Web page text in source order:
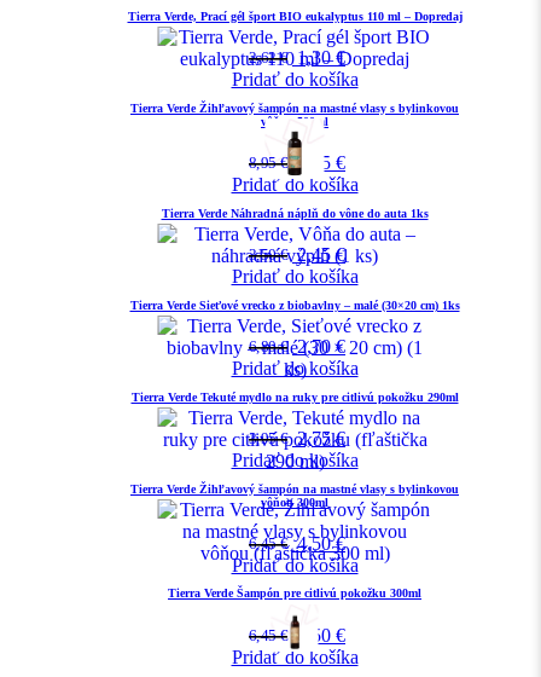
Tierra Verde, Prací gél šport BIO eukalyptus 110 ml – Dopredaj
2,62€ 1,30€
Pridať do košíka
Tierra Verde Žihľavový šampón na mastné vlasy s bylinkovou
vôňou 500ml
8,95€ 6,25 €
Pridať do košíka
Tierra Verde Náhradná náplň do vône do auta 1ks
3,50€ 2,45€
Pridať do košíka
Tierra Verde Sieťové vrecko z biobavlny – malé (30×20 cm) 1ks
6,80€ 2,70€
Pridať do košíka
Tierra Verde Tekuté mydlo na ruky pre citlivú pokožku 290ml
3,95€ 2,75€
Pridať do košíka
Tierra Verde Žihľavový šampón na mastné vlasy s bylinkovou
vôňou 300ml
6,45€ 4,50€
Pridať do košíka
Tierra Verde Šampón pre citlivú pokožku 300ml
6,45€ 4,50 €
Pridať do košíka